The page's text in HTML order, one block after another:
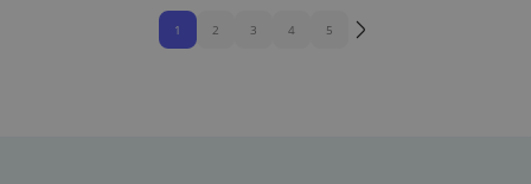
1 2 3 4 5